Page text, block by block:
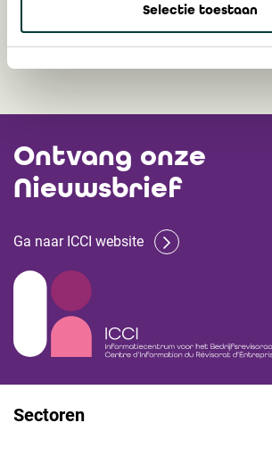
Selectie toestaan
Ontvang onze
Nieuwsbrief
Ga naar ICCI website
Sectoren